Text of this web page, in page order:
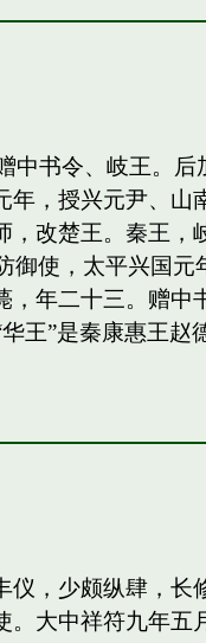
书令、岐王。
，授兴元尹、
改楚王。秦王，
使，太平兴国
年二十三。赠
王”是秦康惠王
，少颇纵肆，
大中祥符九年